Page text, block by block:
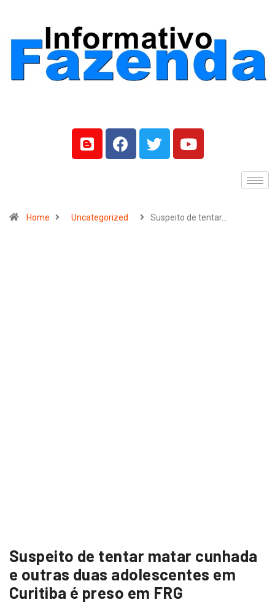
Home Uncategorized Suspeito de tentar…
Suspeito de tentar matar cunhada
e outras duas adolescentes em
Curitiba é preso em FRG